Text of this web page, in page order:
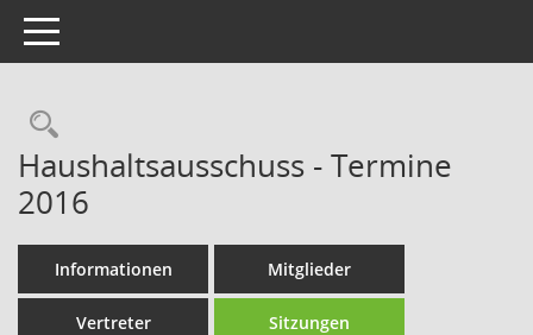
Toggle navigation
Rechercheauswahl
Haushaltsausschuss - Termine
2016
Informationen Mitglieder
Vertreter Sitzungen